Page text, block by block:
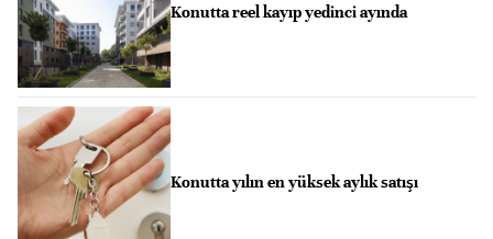
Konutta reel kayıp yedinci ayında
Konutta yılın en yüksek aylık satışı